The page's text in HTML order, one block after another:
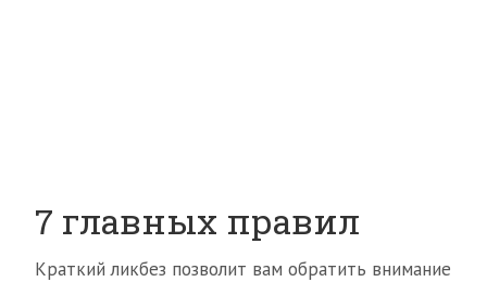
7 главных правил
Краткий ликбез позволит вам обратить внимание